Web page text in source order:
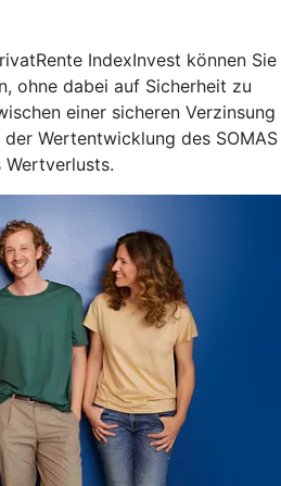
IndexInvest können Sie
ohne dabei auf Sicherheit zu
einer sicheren Verzinsung
Wertentwicklung des SOMAS
Wertverlusts.